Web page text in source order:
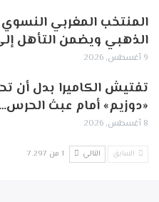
المنتخب المغربي النسوي
الذهبي ويضمن التأهل
9 أغسطس, 2026
تفتيش الكاميرا بدل أن
«دوزيم» أمام عبث الحرس…
8 أغسطس, 2026
السابق التالي 1 من 7٬297